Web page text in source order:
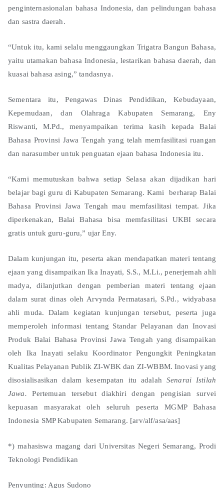
penginternasionalan bahasa Indonesia, dan pelindungan bahasa
dan sastra daerah.
“Untuk itu, kami selalu menggaungkan Trigatra Bangun Bahasa,
yaitu utamakan bahasa Indonesia, lestarikan bahasa daerah, dan
kuasai bahasa asing,” tandasnya.
Sementara itu, Pengawas Dinas Pendidikan, Kebudayaan,
Kepemudaan, dan Olahraga Kabupaten Semarang, Eny
Riswanti, M.Pd., menyampaikan terima kasih kepada Balai
Bahasa Provinsi Jawa Tengah yang telah memfasilitasi ruangan
dan narasumber untuk penguatan ejaan bahasa Indonesia itu.
“Kami memutuskan bahwa setiap Selasa akan dijadikan hari
belajar bagi guru di Kabupaten Semarang. Kami berharap Balai
Bahasa Provinsi Jawa Tengah mau memfasilitasi tempat. Jika
diperkenakan, Balai Bahasa bisa memfasilitasi UKBI secara
gratis untuk guru-guru,” ujar Eny.
Dalam kunjungan itu, peserta akan mendapatkan materi tentang
ejaan yang disampaikan Ika Inayati, S.S., M.Li., penerjemah ahli
madya, dilanjutkan dengan pemberian materi tentang ejaan
dalam surat dinas oleh Arvynda Permatasari, S.Pd., widyabasa
ahli muda. Dalam kegiatan kunjungan tersebut, peserta juga
memperoleh informasi tentang Standar Pelayanan dan Inovasi
Produk Balai Bahasa Provinsi Jawa Tengah yang disampaikan
oleh Ika Inayati selaku Koordinator Pengungkit Peningkatan
Kualitas Pelayanan Publik ZI-WBK dan ZI-WBBM. Inovasi yang
disosialisasikan dalam kesempatan itu adalah Senarai Istilah
Jawa. Pertemuan tersebut diakhiri dengan pengisian survei
kepuasan masyarakat oleh seluruh peserta MGMP Bahasa
Indonesia SMP Kabupaten Semarang. [arv/alf/asa/aas]
*) mahasiswa magang dari Universitas Negeri Semarang, Prodi
Teknologi Pendidikan
Penyunting: Agus Sudono